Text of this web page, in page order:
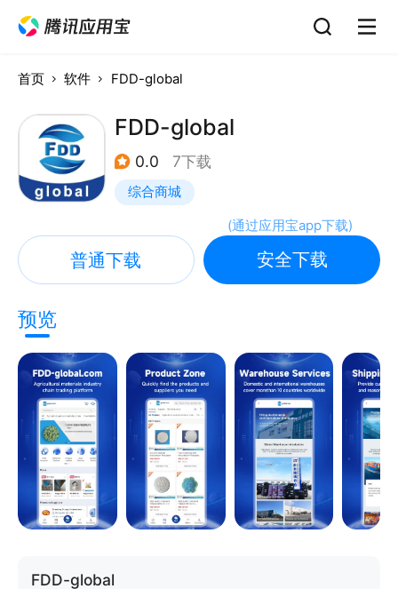
首页 软件 FDD-global
FDD-global
0.0 7下载
综合商城
(通过应用宝app下载)
普通下载 安全下载
预览
FDD-global